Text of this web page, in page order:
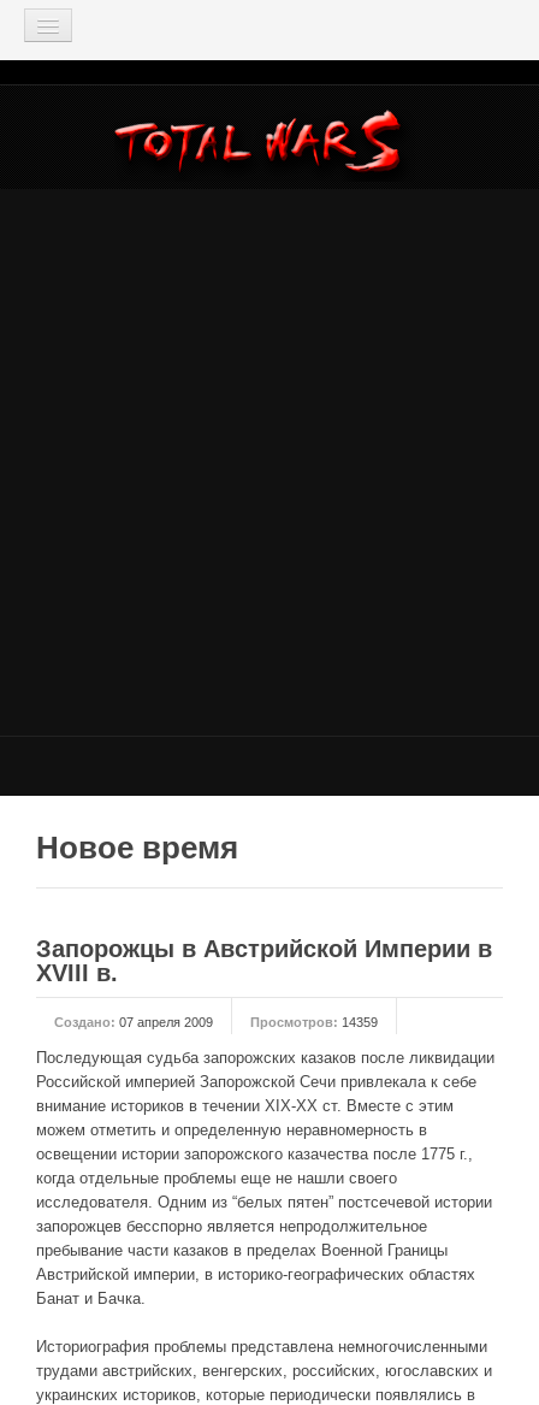
TOTAL WAR
Total War: Three Kingdoms
Total War: Warhammer
Моддинг Empire
Моддинг Shogun 2
Моддинг Napoleon
Моддинг MEDIEVAL 2
ДРУГИЕ ИГРЫ
Серия игр Mount and Blade
Вселенные Warhammer
Warhammer 40.000: Dawn of War
Серия игр «История войн»
Серия игр «King Arthur»
КРЕАТИВ
Творчество СиЧевиков
Новое время
Запорожцы в Австрийской Империи в
XVIII в.
Создано: 07 апреля 2009 Просмотров: 14359
Последующая судьба запорожских казаков после ликвидации
Российской империей Запорожской Сечи привлекала к себе
внимание историков в течении ХIХ-ХХ ст. Вместе с этим
можем отметить и определенную неравномерность в
освещении истории запорожского казачества после 1775 г.,
когда отдельные проблемы еще не нашли своего
исследователя. Одним из “белых пятен” постсечевой истории
запорожцев бесспорно является непродолжительное
пребывание части казаков в пределах Военной Границы
Австрийской империи, в историко-географических областях
Банат и Бачка.
Историография проблемы представлена немногочисленными
трудами австрийских, венгерских, российских, югославских и
украинских историков, которые периодически появлялись в